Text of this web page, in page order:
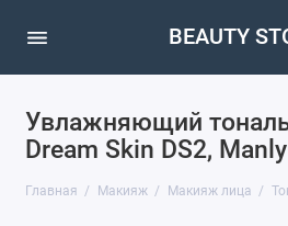
BEAUTY
Увлажняющий
Dream Skin DS2,
Главная Макияж Макияж лица